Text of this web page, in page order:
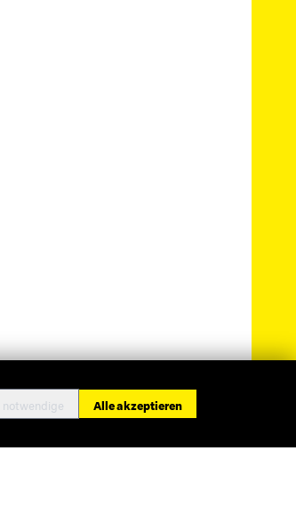
Cookie-EinstellungenKontakt
notwendige Alle akzeptieren